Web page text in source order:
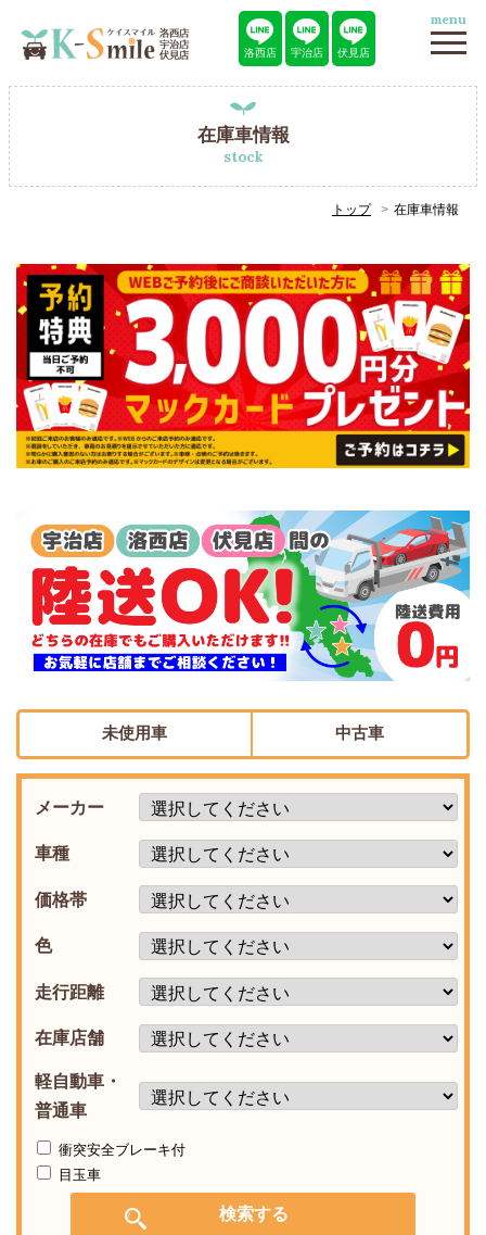
洛西店 宇治店 伏見店
menu
在庫車情報
stock
トップ 在庫車情報
未使用車 中古車
メーカー
車種
価格帯
色
走行距離
在庫店舗
軽自動車・
普通車
衝突安全ブレーキ付
目玉車